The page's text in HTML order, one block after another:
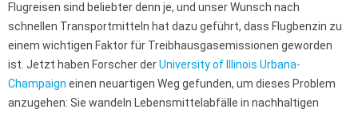
Flugreisen sind beliebter denn je, und unser Wunsch nach
schnellen Transportmitteln hat dazu geführt, dass Flugbenzin zu
einem wichtigen Faktor für Treibhausgasemissionen geworden
ist. Jetzt haben Forscher derUniversity of Illinois Urbana-
Champaign einen neuartigen Weg gefunden, um dieses Problem
anzugehen: Sie wandeln Lebensmittelabfälle in nachhaltigen